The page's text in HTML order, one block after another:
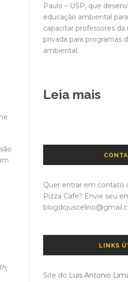
Paulo – USP, que
educação ambiental
capacitar professores da
privada para programas
ambiental.
Leia mais
Quer entrar em contato
Pizza Cafe? Envie seu
LINKS
Site do Luis Antonio